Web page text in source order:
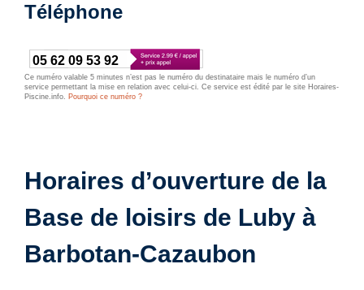
Téléphone
05 62 09 53 92
Ce numéro valable 5 minutes n’est pas le numéro du destinataire mais le numéro d’un
service permettant la mise en relation avec celui-ci. Ce service est édité par le site Horaires-
Piscine.info. Pourquoi ce numéro ?
Horaires d’ouverture de la
Base de loisirs de Luby à
Barbotan-Cazaubon